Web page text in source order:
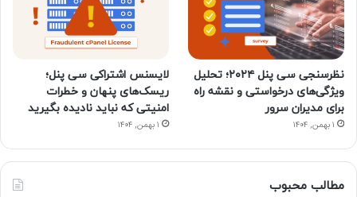
نظرسنجی سی پنل ۲۰۲۴؛ تحلیل
ویژگی‌های درخواستی و نقشه راه
برای مدیران سرور
۱ بهمن, ۱۴۰۴
لایسنس اشتراکی سی پنل؛
ریسک‌های پنهان و خطرات
امنیتی که نباید نادیده بگیرید
۱ بهمن, ۱۴۰۴
مطالب محبوب